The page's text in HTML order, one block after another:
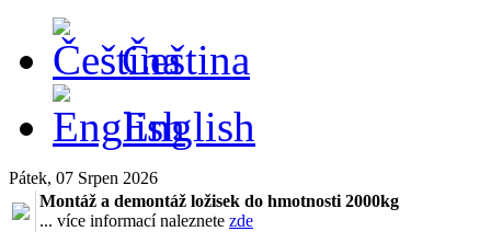
Čeština
English
Pátek, 07 Srpen 2026
Montáž a demontáž ložisek do hmotnosti 2000kg
... více informací naleznete zde